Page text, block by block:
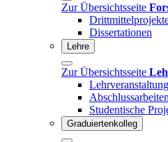
Zur Übersichtsseite
Dissertationen
Lehre
Zur Übersichtsseite
Abschlussarbeiten
Studentische
Graduiertenkolleg